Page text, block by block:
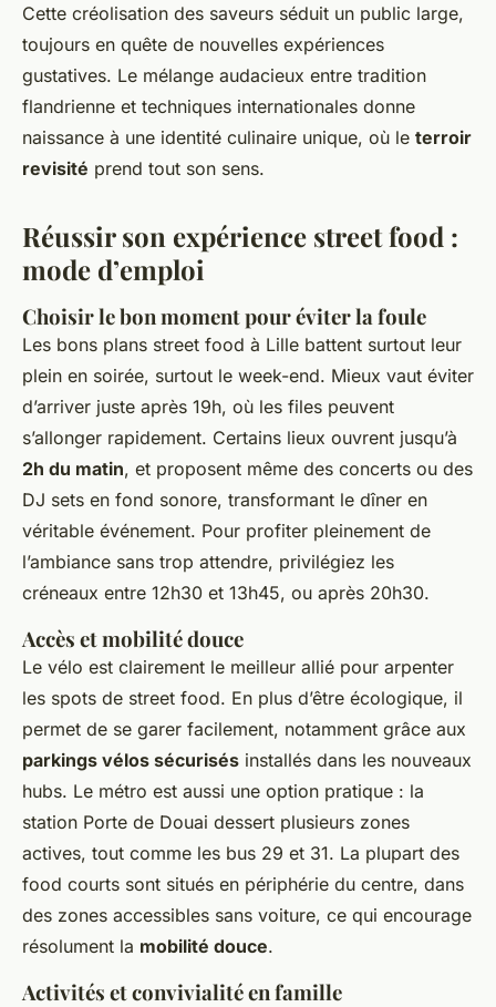
Cette créolisation des saveurs séduit un public large,
toujours en quête de nouvelles expériences
gustatives. Le mélange audacieux entre tradition
flandrienne et techniques internationales donne
naissance à une identité culinaire unique, où le terroir
revisité prend tout son sens.
Réussir son expérience street food :
mode d’emploi
Choisir le bon moment pour éviter la foule
Les bons plans street food à Lille battent surtout leur
plein en soirée, surtout le week-end. Mieux vaut éviter
d’arriver juste après 19h, où les files peuvent
s’allonger rapidement. Certains lieux ouvrent jusqu’à
2h du matin, et proposent même des concerts ou des
DJ sets en fond sonore, transformant le dîner en
véritable événement. Pour profiter pleinement de
l’ambiance sans trop attendre, privilégiez les
créneaux entre 12h30 et 13h45, ou après 20h30.
Accès et mobilité douce
Le vélo est clairement le meilleur allié pour arpenter
les spots de street food. En plus d’être écologique, il
permet de se garer facilement, notamment grâce aux
parkings vélos sécurisés installés dans les nouveaux
hubs. Le métro est aussi une option pratique : la
station Porte de Douai dessert plusieurs zones
actives, tout comme les bus 29 et 31. La plupart des
food courts sont situés en périphérie du centre, dans
des zones accessibles sans voiture, ce qui encourage
résolument la mobilité douce.
Activités et convivialité en famille